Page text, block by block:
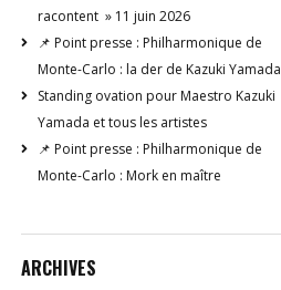
racontent » 11 juin 2026
📌 Point presse : Philharmonique de
Monte-Carlo : la der de Kazuki Yamada
Standing ovation pour Maestro Kazuki
Yamada et tous les artistes
📌 Point presse : Philharmonique de
Monte-Carlo : Mork en maître
ARCHIVES